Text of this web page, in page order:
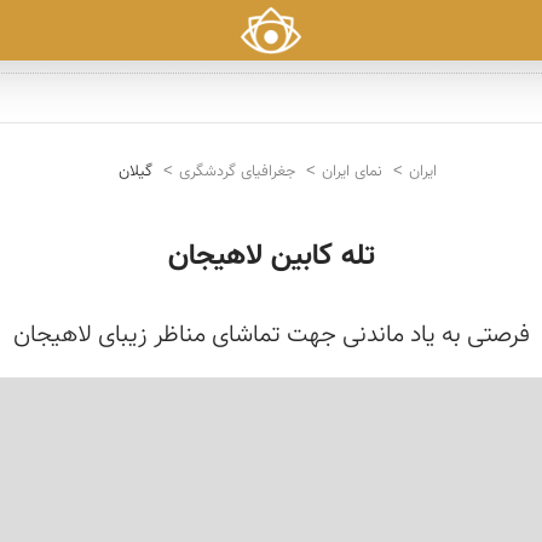
ایران نمای ایران جغرافیای گردشگری گیلان
تله کابین لاهیجان
فرصتی به یاد ماندنی جهت تماشای مناظر زیبای لاهیجان